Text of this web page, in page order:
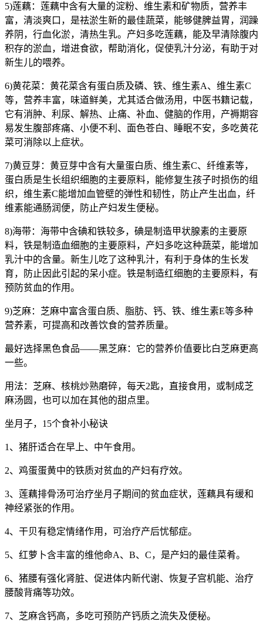
5)莲藕：莲藕中含有大量的淀粉、维生素和矿物质，营养丰
富，清淡爽口，是祛淤生新的最佳蔬菜，能够健脾益胃，润躁
养阴，行血化淤，清热生乳。产妇多吃莲藕，能及早清除腹内
积存的淤血，增进食欲，帮助消化，促使乳汁分泌，有助于对
新生儿的喂养。
6)黄花菜：黄花菜含有蛋白质及磷、铁、维生素A、维生素C
等，营养丰富，味道鲜美，尤其适合做汤用，中医书籍记载，
它有消肿、利尿、解热、止痛、补血、健脑的作用，产褥期容
易发生腹部疼痛、小便不利、面色苍白、睡眠不安，多吃黄花
菜可消除以上症状。
7)黄豆芽：黄豆芽中含有大量蛋白质、维生素C、纤维素等，
蛋白质是生长组织细胞的主要原料，能修复生孩子时损伤的组
织，维生素C能增加血管壁的弹性和韧性，防止产生出血，纤
维素能通肠润便，防止产妇发生便秘。
8)海带：海带中含碘和铁较多，碘是制造甲状腺素的主要原
料，铁是制造血细胞的主要原料，产妇多吃这种蔬菜，能增加
乳汁中的含量。新生儿吃了这种乳汁，有利于身体的生长发
育，防止因此引起的呆小症。铁是制造红细胞的主要原料，有
预防贫血的作用。
9)芝麻：芝麻中富含蛋白质、脂肪、钙、铁、维生素E等多种
营养素，可提高和改善饮食的营养质量。
最好选择黑色食品——黑芝麻：它的营养价值要比白芝麻更高
一些。
用法：芝麻、核桃炒熟磨碎，每天2匙，直接食用，或制成芝
麻汤圆，也可以加在其他的甜点里。
坐月子，15个食补小秘诀
1、猪肝适合在早上、中午食用。
2、鸡蛋蛋黄中的铁质对贫血的产妇有疗效。
3、莲藕排骨汤可治疗坐月子期间的贫血症状，莲藕具有缓和
神经紧张的作用。
4、干贝有稳定情绪作用，可治疗产后忧郁症。
5、红萝卜含丰富的维他命A、B、C，是产妇的最佳菜肴。
6、猪腰有强化肾脏、促进体内新代谢、恢复子宫机能、治疗
腰酸背痛等功效。
7、芝麻含钙高，多吃可预防产钙质之流失及便秘。